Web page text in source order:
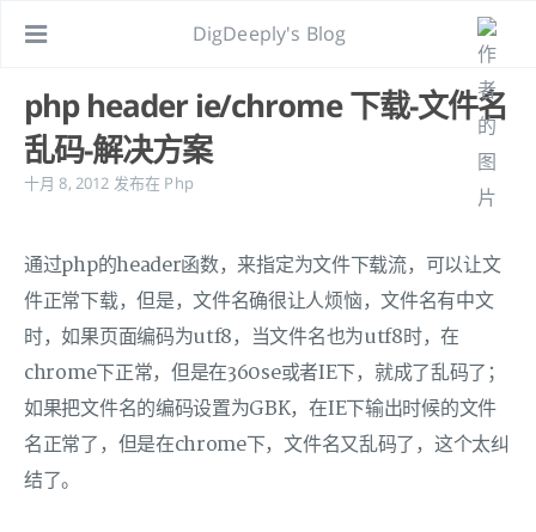
DigDeeply's Blog
php header ie/chrome 下载-文件名
乱码-解决方案
十月 8, 2012 发布在 Php
通过php的header函数，来指定为文件下载流，可以让文
件正常下载，但是，文件名确很让人烦恼，文件名有中文
时，如果页面编码为utf8，当文件名也为utf8时，在
chrome下正常，但是在360se或者IE下，就成了乱码了；
如果把文件名的编码设置为GBK，在IE下输出时候的文件
名正常了，但是在chrome下，文件名又乱码了，这个太纠
结了。